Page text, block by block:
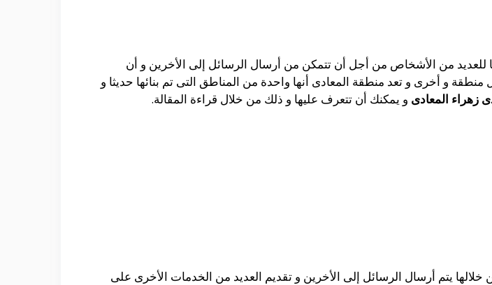
للعديد من الأشخاص من أجل أن تتمكن من أرسال الرسائل إلى الأخرين و أن
و أخرى و تعد منطقة المعادى أنها واحدة من المناطق التى تم بنائها حديثا و
زهراء المعادى و يمكنك أن تتعرف عليها و ذلك من خلال قراءة المقالة.
يتم أرسال الرسائل إلى الأخرين و تقديم العديد من الخدمات الأخرى على